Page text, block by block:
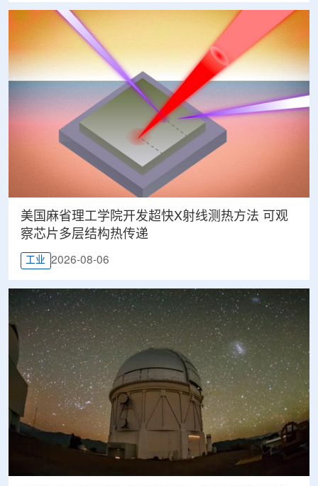
美国麻省理工学院开发超快X射线测热方法 可观
察芯片多层结构热传递
工业 2026-08-06